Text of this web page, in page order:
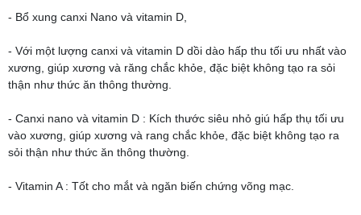
- Bổ xung canxi Nano và vitamin D,
- Với một lượng canxi và vitamin D dồi dào hấp thu tối ưu nhất vào
xương, giúp xương và răng chắc khỏe, đặc biệt không tạo ra sỏi
thận như thức ăn thông thường.
- Canxi nano và vitamin D : Kích thước siêu nhỏ giú hấp thụ tối ưu
vào xương, giúp xương và rang chắc khỏe, đặc biệt không tạo ra
sỏi thận như thức ăn thông thường.
- Vitamin A : Tốt cho mắt và ngăn biến chứng võng mạc.